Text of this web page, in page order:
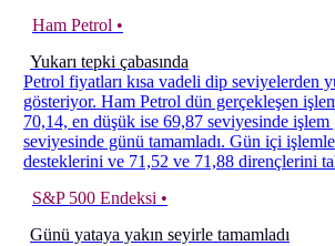
Ham Petrol •
Yukarı tepki çabasında
Petrol fiyatları kısa vadeli dip seviyelerden
gösteriyor. Ham Petrol dün gerçekleşen
70,14, en düşük ise 69,87 seviyesinde işlem
seviyesinde günü tamamladı. Gün içi
desteklerini ve 71,52 ve 71,88 dirençlerini
S&P 500 Endeksi •
Günü yataya yakın seyirle tamamladı